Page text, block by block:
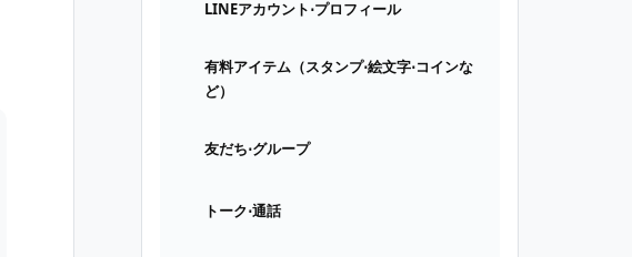
LINEアカウント⋅プロフィール
有料アイテム（スタンプ⋅絵文字⋅コインな
ど）
友だち⋅グループ
トーク⋅通話